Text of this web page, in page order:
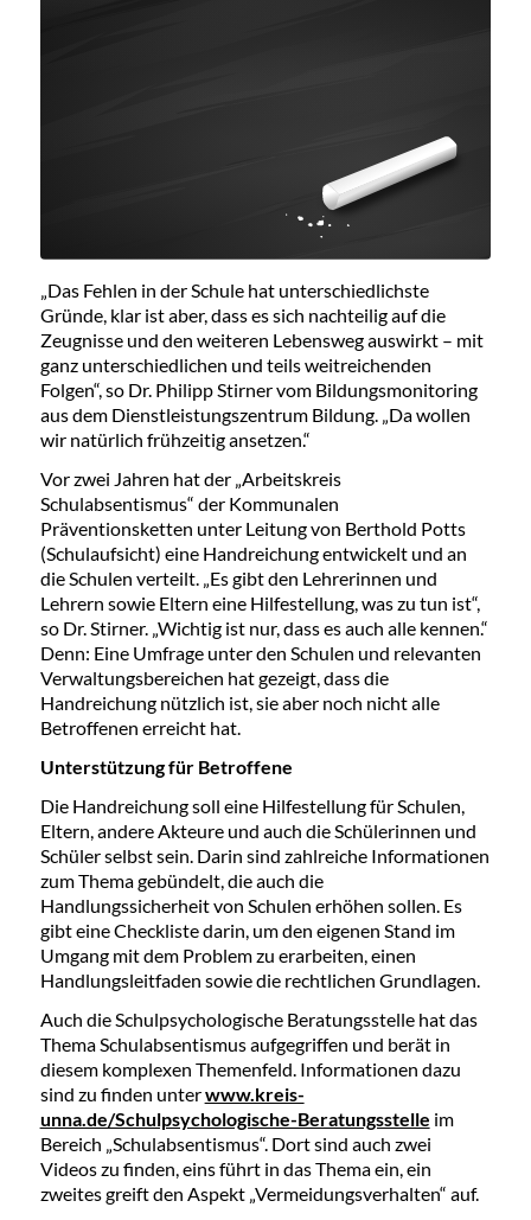
„Das Fehlen in der Schule hat unterschiedlichste
Gründe, klar ist aber, dass es sich nachteilig auf die
Zeugnisse und den weiteren Lebensweg auswirkt – mit
ganz unterschiedlichen und teils weitreichenden
Folgen“, so Dr. Philipp Stirner vom Bildungsmonitoring
aus dem Dienstleistungszentrum Bildung. „Da wollen
wir natürlich frühzeitig ansetzen.“
Vor zwei Jahren hat der „Arbeitskreis
Schulabsentismus“ der Kommunalen
Präventionsketten unter Leitung von Berthold Potts
(Schulaufsicht) eine Handreichung entwickelt und an
die Schulen verteilt. „Es gibt den Lehrerinnen und
Lehrern sowie Eltern eine Hilfestellung, was zu tun ist“,
so Dr. Stirner. „Wichtig ist nur, dass es auch alle kennen.“
Denn: Eine Umfrage unter den Schulen und relevanten
Verwaltungsbereichen hat gezeigt, dass die
Handreichung nützlich ist, sie aber noch nicht alle
Betroffenen erreicht hat.
Unterstützung für Betroffene
Die Handreichung soll eine Hilfestellung für Schulen,
Eltern, andere Akteure und auch die Schülerinnen und
Schüler selbst sein. Darin sind zahlreiche Informationen
zum Thema gebündelt, die auch die
Handlungssicherheit von Schulen erhöhen sollen. Es
gibt eine Checkliste darin, um den eigenen Stand im
Umgang mit dem Problem zu erarbeiten, einen
Handlungsleitfaden sowie die rechtlichen Grundlagen.
Auch die Schulpsychologische Beratungsstelle hat das
Thema Schulabsentismus aufgegriffen und berät in
diesem komplexen Themenfeld. Informationen dazu
sind zu finden unterwww.kreis-
unna.de/Schulpsychologische-Beratungsstelle im
Bereich „Schulabsentismus“. Dort sind auch zwei
Videos zu finden, eins führt in das Thema ein, ein
zweites greift den Aspekt „Vermeidungsverhalten“ auf.